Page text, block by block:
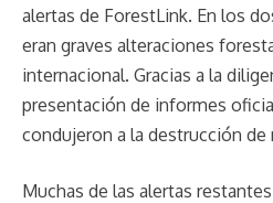
alertas de ForestLink. En los
eran graves alteraciones
internacional. Gracias a la
presentación de informes
condujeron a la destrucción
Muchas de las alertas